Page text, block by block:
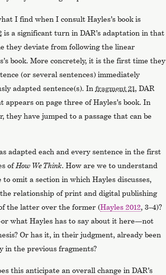
I find when I consult Hayles’s book is
is a significant turn in DAR’s adaptation in that
they deviate from following the linear
book. More concretely, it is the first time they
(or several sentences) immediately
adapted sentence(s). In fragment 21, DAR
appears on page three of Hayles’s book. In
they have jumped to a passage that can be
adapted each and every sentence in the first
of How We Think. How are we to understand
omit a section in which Hayles discusses,
relationship of print and digital publishing
the latter over the former (Hayles 2012, 3–4)?
what Hayles has to say about it here—not
Or has it, in their judgment, already been
in the previous fragments?
this anticipate an overall change in DAR’s